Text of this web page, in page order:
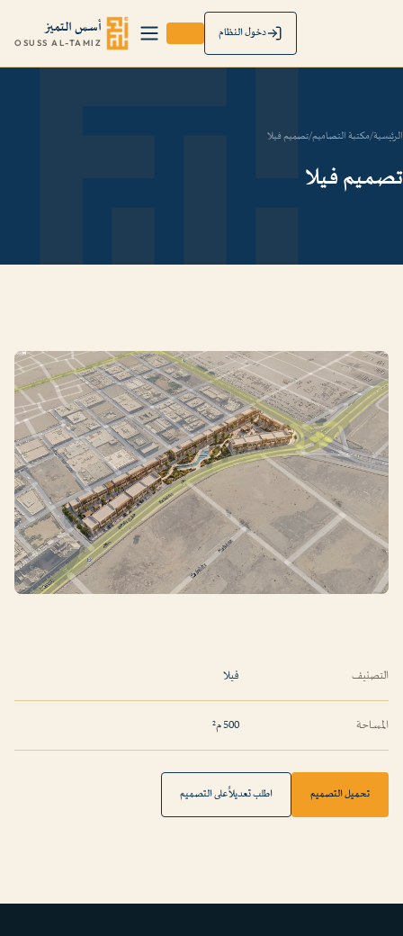
أسس التميز
OSUSS AL-TAMIZ دخول النظام
الرئيسية/مكتبة التصاميم/تصميم فيلا
تصميم فيلا
التصنيف فيلا
المساحة 500 م²
تحميل التصميم اطلب تعديلاً على التصميم